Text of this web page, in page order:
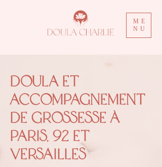
ME
NU
Doula et
accompagnement
de grossesse à
Paris, 92 et
Versailles